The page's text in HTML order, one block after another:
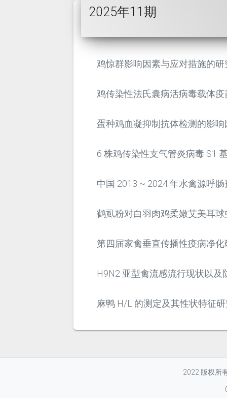
2025年11期
鸡惊群影响因素与应对措施的研
鸡传染性法氏囊病活病毒载体
蛋种鸡血凝抑制抗体检测的影响
6 株鸡传染性支气管炎病毒 S1
中国 2013 ~ 2024 年水禽源呼
鹤虱粉对白羽肉鸡柔嫩艾美耳
第四届家禽垂直传播性疫病净
H9N2 亚型禽流感流行现状以及
麻鸭 H/L 的测定及其性状特征
2022 版权所